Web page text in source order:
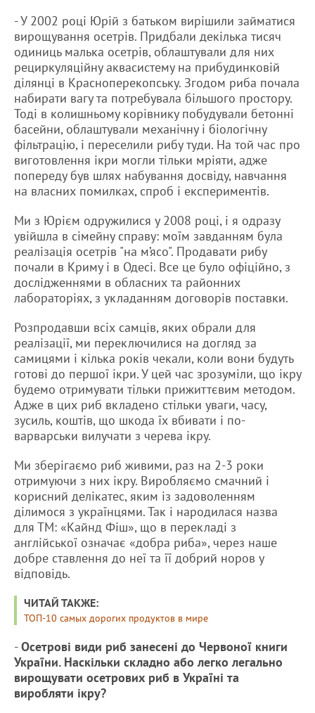
- У 2002 році Юрій з батьком вирішили займатися
вирощування осетрів. Придбали декілька тисяч
одиниць малька осетрів, облаштували для них
рециркуляційну аквасистему на прибудинковій
ділянці в Красноперекопську. Згодом риба почала
набирати вагу та потребувала більшого простору.
Тоді в колишньому корівнику побудували бетонні
басейни, облаштували механічну і біологічну
фільтрацію, і переселили рибу туди. На той час про
виготовлення ікри могли тільки мріяти, адже
попереду був шлях набування досвіду, навчання
на власних помилках, спроб і експериментів.
Ми з Юрієм одружилися у 2008 році, і я одразу
увійшла в сімейну справу: моїм завданням була
реалізація осетрів "на м’ясо". Продавати рибу
почали в Криму і в Одесі. Все це було офіційно, з
дослідженнями в обласних та районних
лабораторіях, з укладанням договорів поставки.
Розпродавши всіх самців, яких обрали для
реалізації, ми переключилися на догляд за
самицями і кілька років чекали, коли вони будуть
готові до першої ікри. У цей час зрозуміли, що ікру
будемо отримувати тільки прижиттєвим методом.
Адже в цих риб вкладено стільки уваги, часу,
зусиль, коштів, що шкода їх вбивати і по-
варварськи вилучати з черева ікру.
Ми зберігаємо риб живими, раз на 2-3 роки
отримуючи з них ікру. Виробляємо смачний і
корисний делікатес, яким із задоволенням
ділимося з українцями. Так і народилася назва
для ТМ: «Кайнд Фіш», що в перекладі з
англійської означає «добра риба», через наше
добре ставлення до неї та її добрий норов у
відповідь.
ЧИТАЙ ТАКЖЕ:
ТОП-10 самых дорогих продуктов в мире
-Осетрові види риб занесені до Червоної книги
України. Наскільки складно або легко легально
вирощувати осетрових риб в Україні та
виробляти ікру?